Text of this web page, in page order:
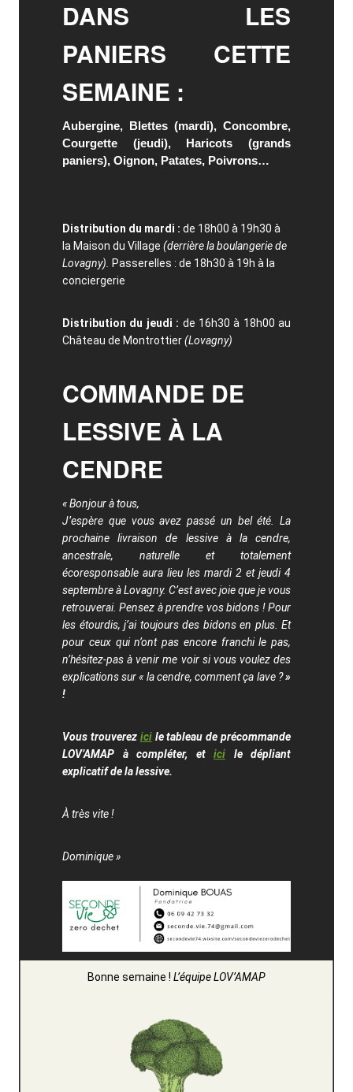
DANS LES
PANIERS CETTE
SEMAINE :
Aubergine, Blettes (mardi), Concombre,
Courgette (jeudi), Haricots (grands
paniers), Oignon, Patates, Poivrons…
Distribution du mardi : de 18h00 à 19h30 à
la Maison du Village (derrière la boulangerie de
Lovagny). Passerelles : de 18h30 à 19h à la
conciergerie
Distribution du jeudi : de 16h30 à 18h00 au
Château de Montrottier(Lovagny)
COMMANDE DE
LESSIVE À LA
CENDRE
« Bonjour à tous,
J’espère que vous avez passé un bel été. La
prochaine livraison de lessive à la cendre,
ancestrale, naturelle et totalement
écoresponsable aura lieu les mardi 2 et jeudi 4
septembre à Lovagny. C’est avec joie que je vous
retrouverai. Pensez à prendre vos bidons ! Pour
les étourdis, j’ai toujours des bidons en plus. Et
pour ceux qui n’ont pas encore franchi le pas,
n’hésitez-pas à venir me voir si vous voulez des
explications sur « la cendre, comment ça lave ?»
!
Vous trouverez icile tableau de précommande
LOV’AMAP à compléter, et ici le dépliant
explicatif de la lessive.
À très vite !
Dominique »
Bonne semaine ! L’équipe LOV’AMAP